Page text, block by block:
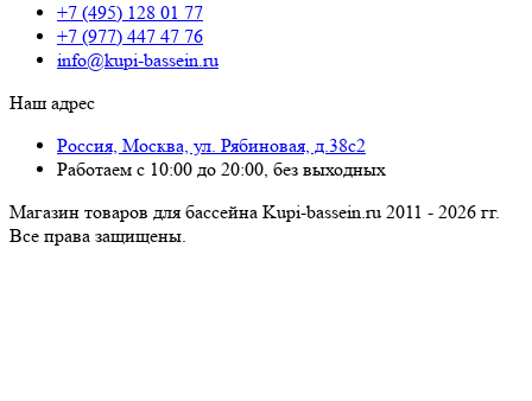
+7 (495) 128 01 77
+7 (977) 447 47 76
info@kupi-bassein.ru
Наш адрес
Россия, Москва, ул. Рябиновая, д.38с2
Работаем с 10:00 до 20:00, без выходных
Магазин товаров для бассейна Kupi-bassein.ru 2011 - 2026 гг.
Все пра­ва за­щи­ще­ны.